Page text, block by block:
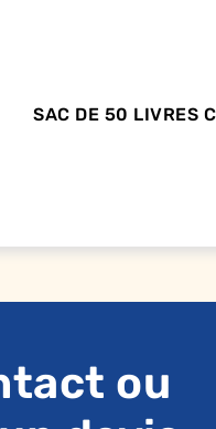
SAC DE 50 LIVRES
ou